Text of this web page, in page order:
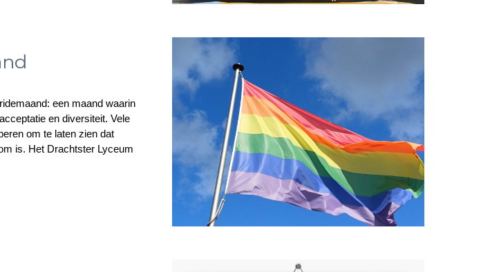
een maand waarin
en diversiteit. Vele
om te laten zien dat
is. Het Drachtster Lyceum